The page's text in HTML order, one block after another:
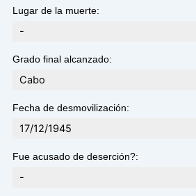
Lugar de la muerte:
-
Grado final alcanzado:
Cabo
Fecha de desmovilización:
17/12/1945
Fue acusado de deserción?:
-